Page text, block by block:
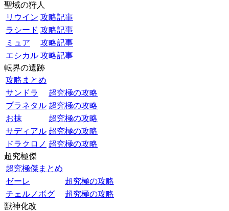
聖域の狩人
リウイン 攻略記事
ラシード 攻略記事
ミュア
攻略記事
エシカル 攻略記事
転界の遺跡
攻略まとめ
サンドラ
超究極の攻略
プラネタル 超究極の攻略
お抹
超究極の攻略
サディアル 超究極の攻略
ドラクロノ 超究極の攻略
超究極傑
超究極傑まとめ
ゼーレ
超究極の攻略
チェルノボグ
超究極の攻略
獣神化改